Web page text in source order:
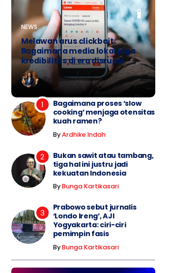
Ardhike Indah
NEWS
Melawan arus clickbait:
Bagaimana media lokal jaga
kredibilitas di era disrupsi
By Ardhike Indah
MIMBAR MAHASISWA
ByNalacitra
PERSONA
ByArdhike Indah
NEWS
ByArdhike Indah
Bagaimana proses ‘slow
cooking’ menjaga otensitas
kuah ramen?
ByArdhike Indah
Bukan sawit atau tambang,
tiga hal ini justru jadi
kekuatan Indonesia
ByBunga Kartikasari
Prabowo sebut jurnalis
‘Londo Ireng’, AJI
Yogyakarta: ciri-ciri
pemimpin fasis
ByBunga Kartikasari